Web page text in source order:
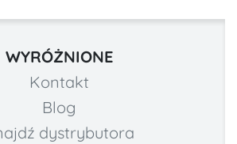
WYRÓŻNIONE
Kontakt
Blog
dystrybutora